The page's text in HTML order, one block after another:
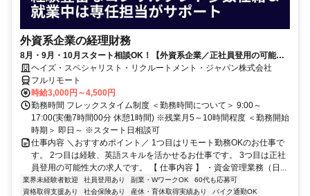
外資系企業の経理財務
8月・9月・10月スタート相談OK！【外資系企業／正社員登用の可能性
大／700万～800万／リモート勤務OK】経理財務
ヘイズ・スペシャリスト・リクルートメント・ジャパン株式会社
フルリモート
時給3,000円～4,500円
勤務時間 フレックスタイム制度 ＜勤務時間について＞ 9:00～
17:00(実働7時間00分 休憩1時間) ※残業月5～10時間程度 ＜勤務開始
時期＞ 即日～ ※スタート日相談可
仕事内容 ＼おすすめポイント／ 1つ目はリモート勤務OKのお仕事で
す。 2つ目は経験、英語スキルを活かせるお仕事です。 3つ目は正社
員登用の可能性大の求人です。 【 仕事内容 】 ・資金管理業務（日...
業界未経験者歓迎 社員登用あり 副業・WワークOK
60代も応募可
資格取得支援あり
社会保険あり 産休・育休取得実績あり
バイク通勤OK